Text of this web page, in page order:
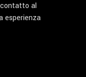
al
esperienza